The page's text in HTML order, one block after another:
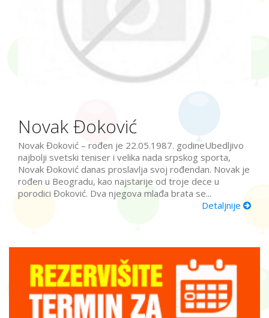
Novak Đoković
Novak Đoković – rođen je 22.05.1987. godineUbedljivo
najbolji svetski teniser i velika nada srpskog sporta,
Novak Đoković danas proslavlja svoj rođendan. Novak je
rođen u Beogradu, kao najstarije od troje dece u
porodici Đoković. Dva njegova mlađa brata se...
Detaljnije